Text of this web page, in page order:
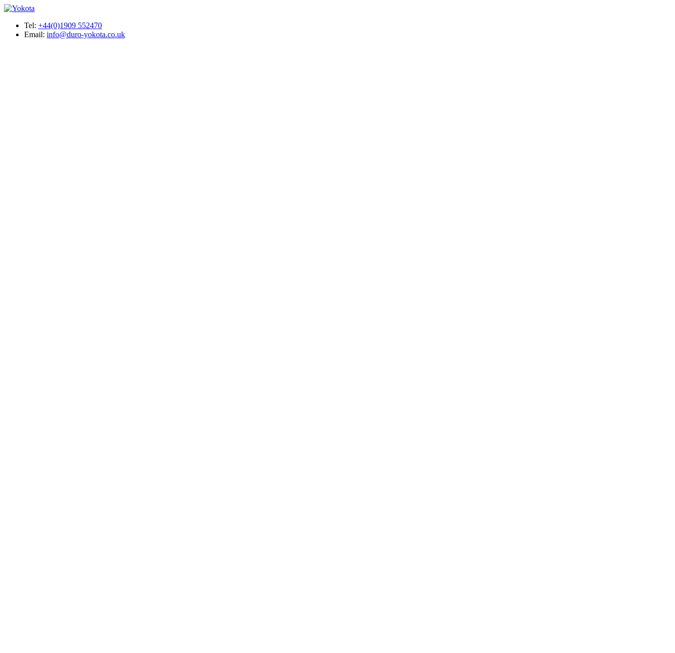
Tel: +44(0)1909 552470
Email: info@duro-yokota.co.uk